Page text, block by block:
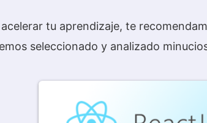
tu aprendizaje, te
seleccionado y analizado